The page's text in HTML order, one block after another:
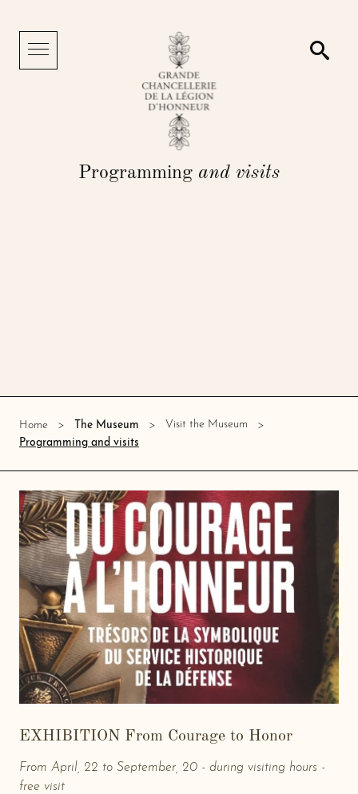
Menu
Programming and visits
Home The Museum
Visit the Museum
Programming and visits
EXHIBITION From Courage to Honor
From April, 22 to September, 20 - during visiting hours -
free visit